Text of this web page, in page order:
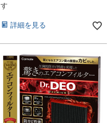
す
詳細を見る